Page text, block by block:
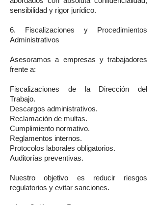
sensibilidad y rigor jurídico.
6. Fiscalizaciones y Procedimientos
Administrativos
Asesoramos a empresas y trabajadores
frente a:
Fiscalizaciones de la Dirección del
Trabajo.
Descargos administrativos.
Reclamación de multas.
Cumplimiento normativo.
Reglamentos internos.
Protocolos laborales obligatorios.
Auditorías preventivas.
Nuestro objetivo es reducir riesgos
regulatorios y evitar sanciones.